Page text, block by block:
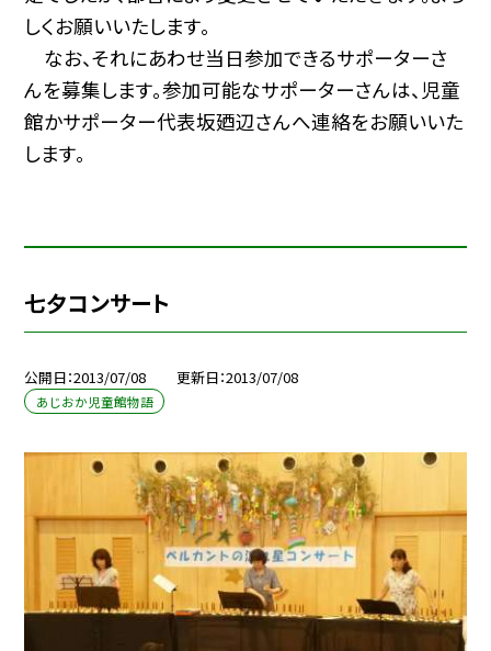
しくお願いいたします。
なお、それにあわせ当日参加できるサポーターさ
んを募集します。参加可能なサポーターさんは、児童
館かサポーター代表坂廼辺さんへ連絡をお願いいた
します。
七夕コンサート
公開日 2013/07/08 更新日 2013/07/08
あじおか児童館物語